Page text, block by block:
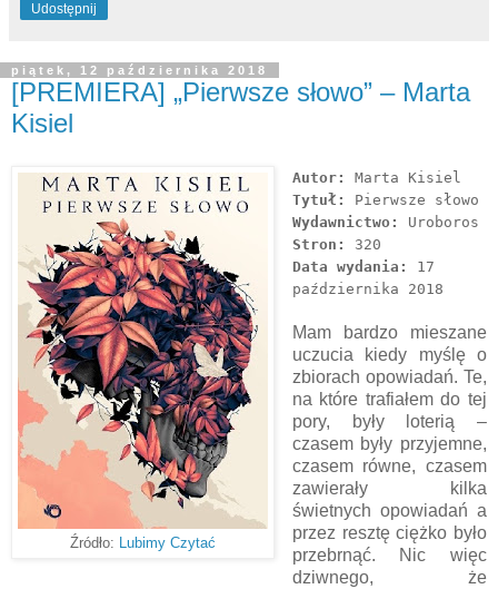
Udostępnij
piątek, 12 października 2018
[PREMIERA] „Pierwsze słowo” – Marta
Kisiel
Źródło: Lubimy Czytać
Autor:
Marta Kisiel
Tytuł:
Pierwsze słowo
Wydawnictwo:
Uroboros
Stron:
320
Data wydania:
17
października 2018
Mam bardzo mieszane
uczucia kiedy myślę o
zbiorach opowiadań. Te,
na które trafiałem do tej
pory, były loterią –
czasem były przyjemne,
czasem równe, czasem
zawierały kilka
świetnych opowiadań a
przez resztę ciężko było
przebrnąć. Nic więc
dziwnego, że